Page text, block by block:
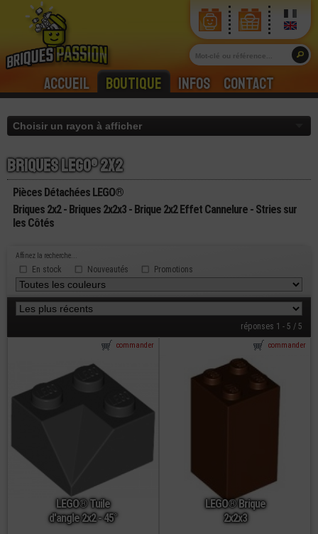
Accueil Boutique Infos Contact
Briques lego® 2x2
Pièces Détachées LEGO®
Briques 2x2 - Briques 2x2x3 - Brique 2x2 Effet Cannelure - Stries sur
les Côtés
Affinez la recherche...
En stock Nouveautés Promotions
réponses 1 - 5 / 5
LEGO® Tuile
d'angle 2x2 - 45°
commander
LEGO® Brique
2x2x3
commander